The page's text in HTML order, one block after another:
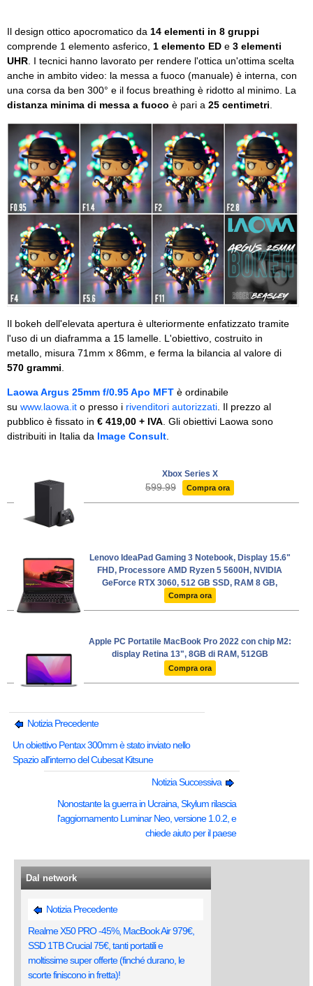
Il design ottico apocromatico da 14 elementi in 8 gruppi
comprende 1 elemento asferico, 1 elemento ED e 3 elementi
UHR. I tecnici hanno lavorato per rendere l'ottica un'ottima scelta
anche in ambito video: la messa a fuoco (manuale) è interna, con
una corsa da ben 300° e il focus breathing è ridotto al minimo. La
distanza minima di messa a fuoco è pari a 25 centimetri.
Il bokeh dell'elevata apertura è ulteriormente enfatizzato tramite
l'uso di un diaframma a 15 lamelle. L'obiettivo, costruito in
metallo, misura 71mm x 86mm, e ferma la bilancia al valore di
570 grammi
Laowa Argus 25mm f/0.95 Apo MFT è ordinabile
su www.laowa.it o presso i rivenditori autorizzati . Il prezzo al
pubblico è fissato in € 419,00 + IVA . Gli obiettivi Laowa sono
distribuiti in Italia da Image Consult
Xbox Series X
599.99 Compra ora
Lenovo IdeaPad Gaming 3 Notebook, Display 15.6"
FHD, Processore AMD Ryzen 5 5600H, NVIDIA
GeForce RTX 3060, 512 GB SSD, RAM 8 GB,
Windows 11, Tastiera retroilluminata bianca -
Compra ora
Apple PC Portatile MacBook Pro 2022 con chip M2:
display Retina 13", 8GB di RAM, 512GB
Compra ora
Notizia Precedente
Un obiettivo Pentax 300mm è stato inviato nello
Spazio all'interno del Cubesat Kitsune
Notizia Successiva
Nonostante la guerra in Ucraina, Skylum rilascia
l'aggiornamento Luminar Neo, versione 1.0.2, e
chiede aiuto per il paese
Dal network
Notizia Precedente
Realme X50 PRO -45%, MacBook Air 979€,
SSD 1TB Crucial 75€, tanti portatili e
moltissime super offerte (finché durano, le
scorte finiscono in fretta)!